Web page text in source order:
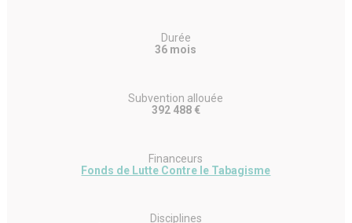
Durée
36 mois
Subvention allouée
392 488 €
Financeurs
Fonds de Lutte Contre le Tabagisme
Disciplines